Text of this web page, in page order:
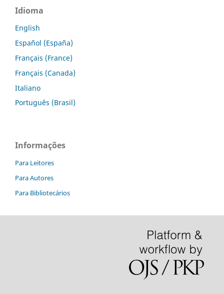
Idioma
English
Español (España)
Français (France)
Français (Canada)
Italiano
Português (Brasil)
Informações
Para Leitores
Para Autores
Para Bibliotecários